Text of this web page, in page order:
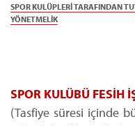
SPOR KULÜPLERİ TARAFINDAN
YÖNETMELİK
SPOR KULÜBÜ FESİH
(Tasfiye süresi içinde